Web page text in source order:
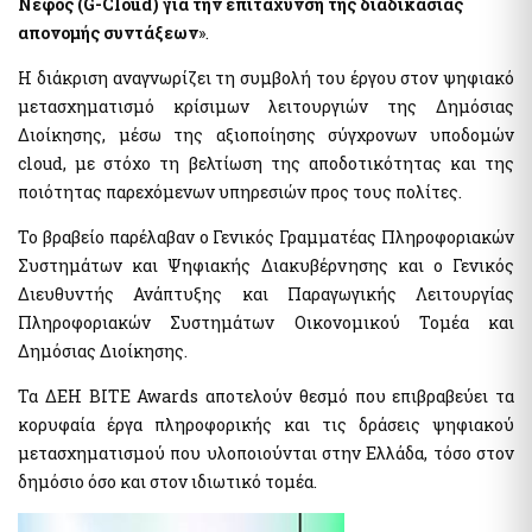
e-Individual Employment Status Report (DAYK)
Real Estate
APAA Zone Price Estimates
Real Estate Transactions Valuation Register
Calculation Sheets of Objective Property Valuation
Instructions - Forms
e-Forms
National Notification Center (NNC)- Notification Center
Public Administration horizontal information systems
users' authorization and management
Private Sector User Authorization Service for access to
Public Welfare Property Digital Services
Businesses
Out of Court Settlement
Energy Products Tank Register
Real Beneficiaries Register
Traceability System for Tobacco Products (ID Issuer)
Real estate
Electronic Protection Platform of main residence
APAA Objective System of preperty Evaluation
APPA Zone Price Estimates
Real Estate Transactions Valuation Register
Real estate sq.m. correction statement platform to the Local
Authorities
απονομής συντάξεων».
Η διάκριση αναγνωρίζει τη συμβολή του έργου στον ψηφιακό
μετασχηματισμό κρίσιμων λειτουργιών της Δημόσιας
Διοίκησης, μέσω της αξιοποίησης σύγχρονων υποδομών
cloud, με στόχο τη βελτίωση της αποδοτικότητας και της
ποιότητας παρεχόμενων υπηρεσιών προς τους πολίτες.
Το βραβείο παρέλαβαν ο Γενικός Γραμματέας Πληροφοριακών
Συστημάτων και Ψηφιακής Διακυβέρνησης και ο Γενικός
Διευθυντής Ανάπτυξης και Παραγωγικής Λειτουργίας
Πληροφοριακών Συστημάτων Οικονομικού Τομέα και
Δημόσιας Διοίκησης.
Τα ΔΕΗ BITE Awards αποτελούν θεσμό που επιβραβεύει τα
κορυφαία έργα πληροφορικής και τις δράσεις ψηφιακού
μετασχηματισμού που υλοποιούνται στην Ελλάδα, τόσο στον
δημόσιο όσο και στον ιδιωτικό τομέα.